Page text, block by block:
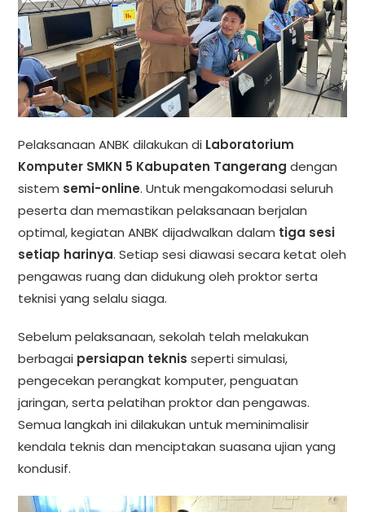
Pelaksanaan ANBK dilakukan di Laboratorium
Komputer SMKN 5 Kabupaten Tangerang dengan
sistem semi-online. Untuk mengakomodasi seluruh
peserta dan memastikan pelaksanaan berjalan
optimal, kegiatan ANBK dijadwalkan dalam tiga sesi
setiap harinya. Setiap sesi diawasi secara ketat oleh
pengawas ruang dan didukung oleh proktor serta
teknisi yang selalu siaga.
Sebelum pelaksanaan, sekolah telah melakukan
berbagai persiapan teknis seperti simulasi,
pengecekan perangkat komputer, penguatan
jaringan, serta pelatihan proktor dan pengawas.
Semua langkah ini dilakukan untuk meminimalisir
kendala teknis dan menciptakan suasana ujian yang
kondusif.